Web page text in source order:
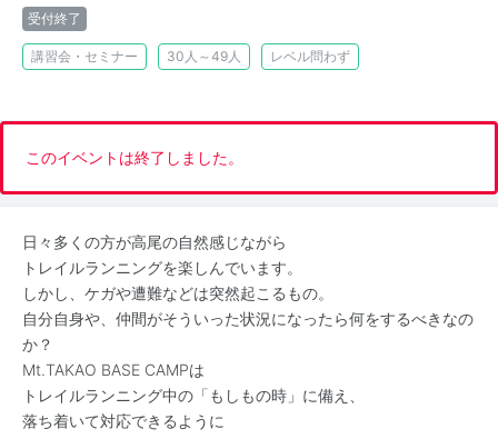
受付終了
講習会・セミナー 30人～49人 レベル問わず
このイベントは終了しました。
日々多くの方が高尾の自然感じながら
トレイルランニングを楽しんでいます。
しかし、ケガや遭難などは突然起こるもの。
自分自身や、仲間がそういった状況になったら何をするべきなの
か？
Mt.TAKAO BASE CAMPは
トレイルランニング中の「もしもの時」に備え、
落ち着いて対応できるように